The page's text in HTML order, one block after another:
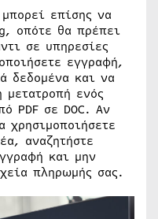
επίσης να
οπότε θα πρέπει
σε υπηρεσίες
εγγραφή,
δεδομένα και να
ενός
PDF σε DOC. Αν
χρησιμοποιήσετε
αναζητήστε
και μην
πληρωμής σας.